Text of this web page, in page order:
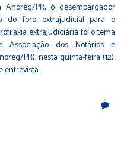
PR, o desembargador
do foro extrajudicial para o
extrajudiciária foi o tema
Associação dos Notários e
PR), nesta quinta-feira (12).
entrevista…